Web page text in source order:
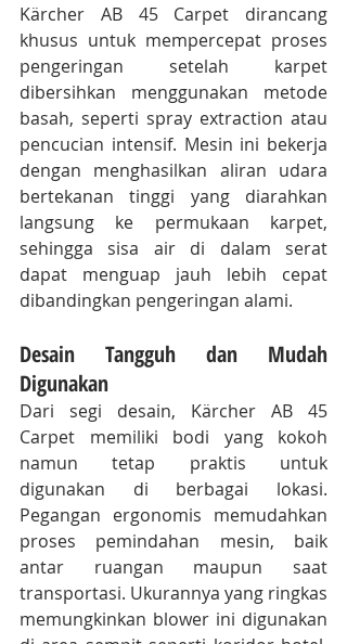
Kärcher AB 45 Carpet dirancang
khusus untuk mempercepat proses
pengeringan setelah karpet
dibersihkan menggunakan metode
basah, seperti spray extraction atau
pencucian intensif. Mesin ini bekerja
dengan menghasilkan aliran udara
bertekanan tinggi yang diarahkan
langsung ke permukaan karpet,
sehingga sisa air di dalam serat
dapat menguap jauh lebih cepat
dibandingkan pengeringan alami.
Desain Tangguh dan Mudah
Digunakan
Dari segi desain, Kärcher AB 45
Carpet memiliki bodi yang kokoh
namun tetap praktis untuk
digunakan di berbagai lokasi.
Pegangan ergonomis memudahkan
proses pemindahan mesin, baik
antar ruangan maupun saat
transportasi. Ukurannya yang ringkas
memungkinkan blower ini digunakan